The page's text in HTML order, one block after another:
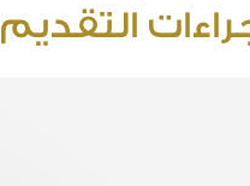
التقديم